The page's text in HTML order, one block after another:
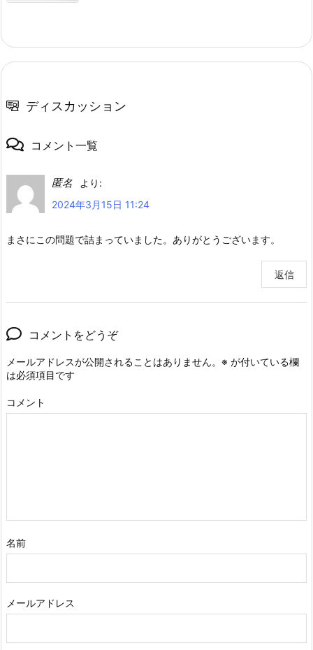
ディスカッション
コメント一覧
匿名
より:
2024年3月15日 11:24
まさにこの問題で詰まっていました。ありがとうございます。
返信
コメントをどうぞ
メールアドレスが公開されることはありません。 ※ が付いている欄
は必須項目です
コメント
名前
メールアドレス